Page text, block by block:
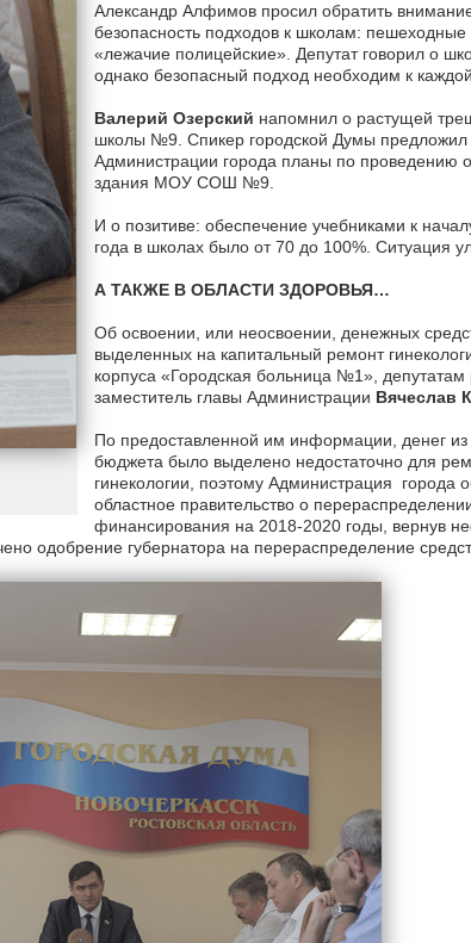
Александр Алфимов просил обратить
безопасность подходов к школам:
«лежачие полицейские». Депутат говорил о
однако безопасный подход необходим к
Валерий Озерский напомнил о растущей
школы №9. Спикер городской Думы предложил
Администрации города планы по проведению
здания МОУ СОШ №9.
И о позитиве: обеспечение учебниками к
года в школах было от 70 до 100%. Ситуация
А ТАКЖЕ В ОБЛАСТИ ЗДОРОВЬЯ…
Об освоении, или неосвоении, денежных
выделенных на капитальный ремонт
корпуса «Городская больница №1», депутатам
заместитель главы Администрации Вячеслав
По предоставленной им информации, денег из
бюджета было выделено недостаточно для
гинекологии, поэтому Администрация города
областное правительство о
финансирования на 2018-2020 годы, вернув
одобрение губернатора на перераспределение